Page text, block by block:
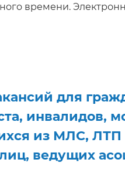
времени.
для
из МЛС, ЛТП
ведущих